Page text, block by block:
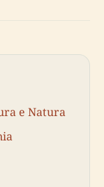
e Natura